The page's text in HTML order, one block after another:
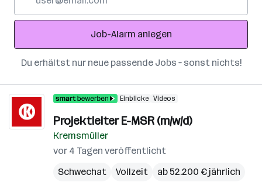
Adresse
Job-Alarm anlegen
Du erhältst nur neue passende Jobs – sonst nichts!
Einblicke Videos
Projektleiter E-MSR (m/w/d)
Kremsmüller
vor 4 Tagen veröffentlicht
Schwechat
Vollzeit ab 52.200 € jährlich